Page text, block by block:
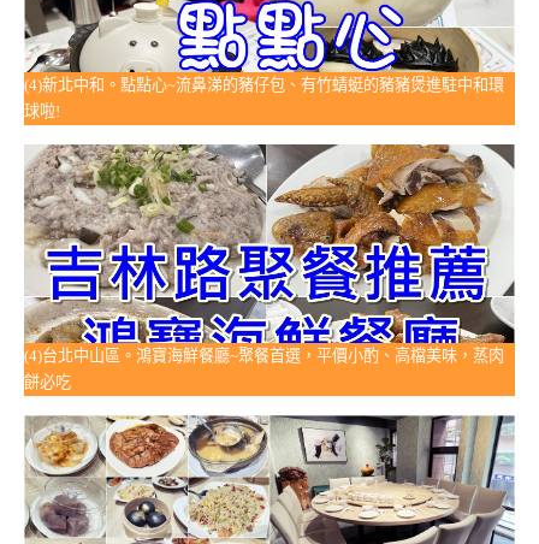
(4)新北中和。點點心~流鼻涕的豬仔包、有竹蜻蜓的豬豬煲進駐中和環
球啦!
(4)台北中山區。鴻寶海鮮餐廳~聚餐首選，平價小酌、高檔美味，蒸肉
餅必吃